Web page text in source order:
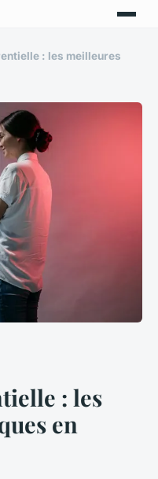
: les meilleures
: les
en